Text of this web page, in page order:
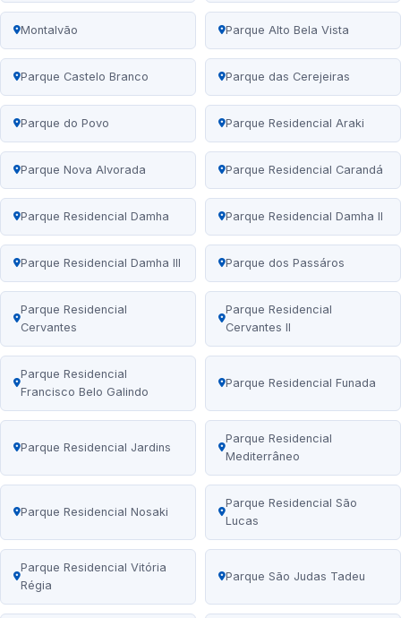
Montalvão Parque Alto Bela Vista
Parque Castelo Branco Parque das Cerejeiras
Parque do Povo Parque Residencial Araki
Parque Nova Alvorada Parque Residencial Carandá
Parque Residencial Damha Parque Residencial Damha II
Parque Residencial Damha III Parque dos Passáros
Parque Residencial
Cervantes
Parque Residencial
Cervantes II
Parque Residencial
Francisco Belo Galindo
Parque Residencial Funada
Parque Residencial Jardins
Parque Residencial
Mediterrâneo
Parque Residencial Nosaki
Parque Residencial São
Lucas
Parque Residencial Vitória
Régia
Parque São Judas Tadeu